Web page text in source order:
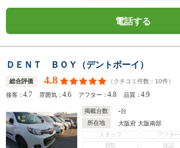
電話する
ＤＥＮＴ ＢＯＹ（デントボーイ）
総合評価 4.8 （クチコミ件数： 10件）
接客：4.7 雰囲気：4.6 アフター：4.8 品質：4.9
掲載台数 -台
所在地
大阪府 大阪南部
スタッフ
アフター
買取
保証